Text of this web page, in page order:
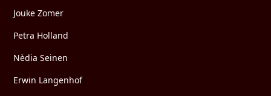
Jouke Zomer
Petra Holland
Nèdia Seinen
Erwin Langenhof